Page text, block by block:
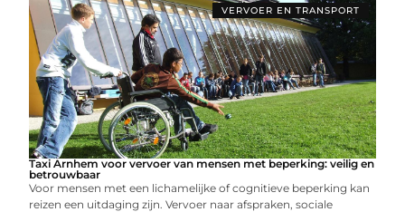
VERVOER EN TRANSPORT
Taxi Arnhem voor vervoer van mensen met beperking: veilig en
betrouwbaar
Voor mensen met een lichamelijke of cognitieve beperking kan
reizen een uitdaging zijn. Vervoer naar afspraken, sociale